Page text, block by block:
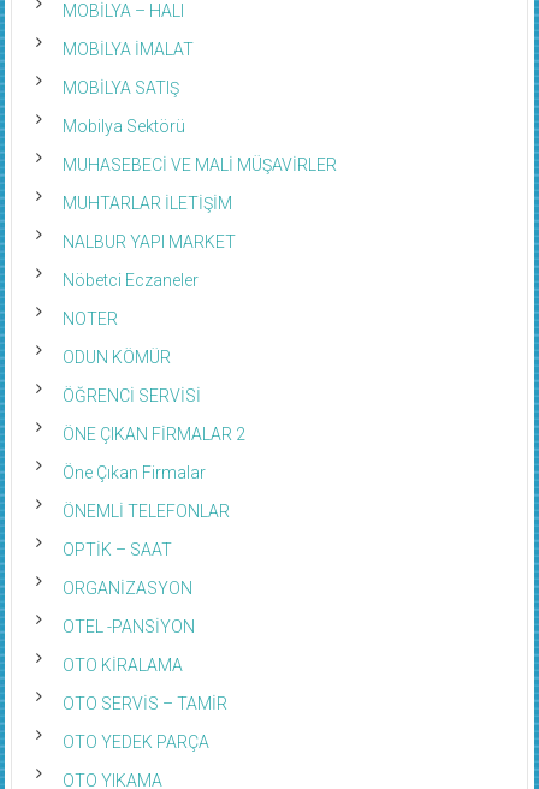
MOBİLYA – HALI
MOBİLYA İMALAT
MOBİLYA SATIŞ
Mobilya Sektörü
MUHASEBECİ VE MALİ MÜŞAVİRLER
MUHTARLAR İLETİŞİM
NALBUR YAPI MARKET
Nöbetci Eczaneler
NOTER
ODUN KÖMÜR
ÖĞRENCİ SERVİSİ
ÖNE ÇIKAN FİRMALAR 2
Öne Çıkan Firmalar
ÖNEMLİ TELEFONLAR
OPTİK – SAAT
ORGANİZASYON
OTEL -PANSİYON
OTO KİRALAMA
OTO SERVİS – TAMİR
OTO YEDEK PARÇA
OTO YIKAMA